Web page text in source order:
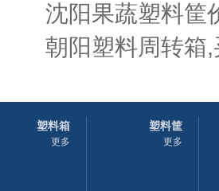
沈阳果蔬塑料筐
朝阳塑料周转箱
塑料箱
更多
塑料筐
更多